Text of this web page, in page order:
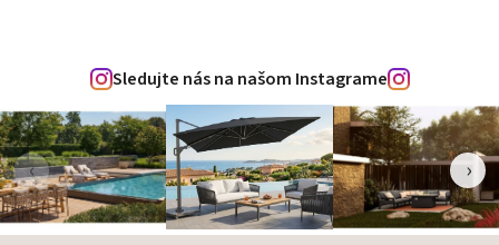
Sledujte nás na našom Instagrame
‹ ›